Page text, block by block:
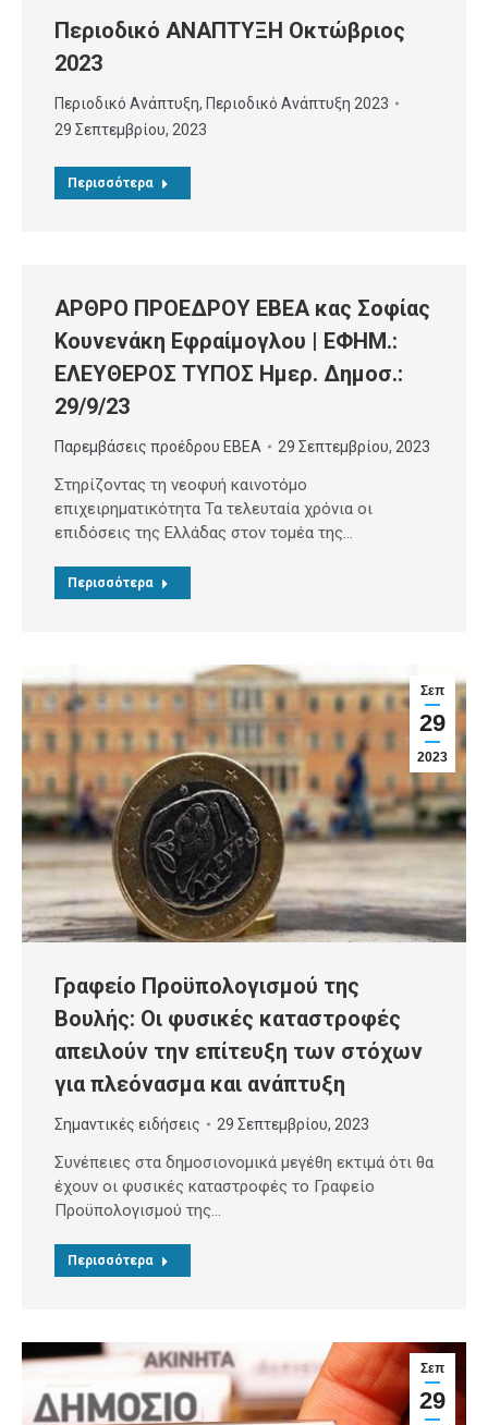
Περιοδικό ΑΝΑΠΤΥΞΗ Οκτώβριος
2023
Περιοδικό Ανάπτυξη, Περιοδικό Ανάπτυξη 2023
29 Σεπτεμβρίου, 2023
Περισσότερα
ΑΡΘΡΟ ΠΡΟΕΔΡΟΥ ΕΒΕΑ κας Σοφίας
Κουνενάκη Εφραίμογλου | ΕΦΗΜ.:
ΕΛΕΥΘΕΡΟΣ ΤΥΠΟΣ Ημερ. Δημοσ.:
29/9/23
Παρεμβάσεις προέδρου ΕΒΕΑ 29 Σεπτεμβρίου, 2023
Στηρίζοντας τη νεοφυή καινοτόμο
επιχειρηματικότητα Τα τελευταία χρόνια οι
επιδόσεις της Ελλάδας στον τομέα της…
Περισσότερα
Σεπ
29
2023
Γραφείο Προϋπολογισμού της
Βουλής: Οι φυσικές καταστροφές
απειλούν την επίτευξη των στόχων
για πλεόνασμα και ανάπτυξη
Σημαντικές ειδήσεις 29 Σεπτεμβρίου, 2023
Συνέπειες στα δημοσιονομικά μεγέθη εκτιμά ότι θα
έχουν οι φυσικές καταστροφές το Γραφείο
Προϋπολογισμού της…
Περισσότερα
Σεπ
29